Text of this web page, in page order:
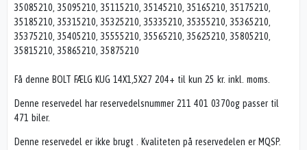
35085210, 35095210, 35115210, 35145210, 35165210, 35175210,
35185210, 35315210, 35325210, 35335210, 35355210, 35365210,
35375210, 35405210, 35555210, 35565210, 35625210, 35805210,
35815210, 35865210, 35875210
Få denne BOLT FÆLG KUG 14X1,5X27 204+ til kun 25 kr. inkl. moms.
Denne reservedel har reservedelsnummer 211 401 0370og passer til
471 biler.
Denne reservedel er ikke brugt . Kvaliteten på reservedelen er MQSP.